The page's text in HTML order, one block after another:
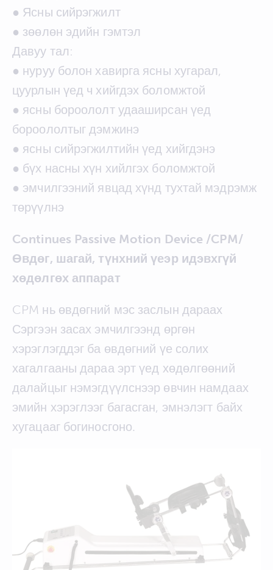
● Ясны сийрэгжилт
● зөөлөн эдийн гэмтэл
Давуу тал:
● нуруу болон хавирга ясны хугарал,
цуурлын үед ч хийгдэх боломжтой
● ясны бороололт удааширсан үед
бороололтыг дэмжинэ
● ясны сийрэгжилтийн үед хийгдэнэ
● бүх насны хүн хийлгэх боломжтой
● эмчилгээний явцад хүнд тухтай мэдрэмж
төрүүлнэ
Continues Passive Motion Device /CPM/
Өвдөг, шагай, түнхний үеэр идэвхгүй
хөдөлгөх аппарат
CPM нь өвдөгний мэс заслын дараах
Сэргээн засах эмчилгээнд өргөн
хэрэглэгддэг ба өвдөгний үе солих
хагалгааны дараа эрт үед хөдөлгөөний
далайцыг нэмэгдүүлснээр өвчин намдаах
эмийн хэрэглээг багасган, эмнэлэгт байх
хугацааг богиносгоно.